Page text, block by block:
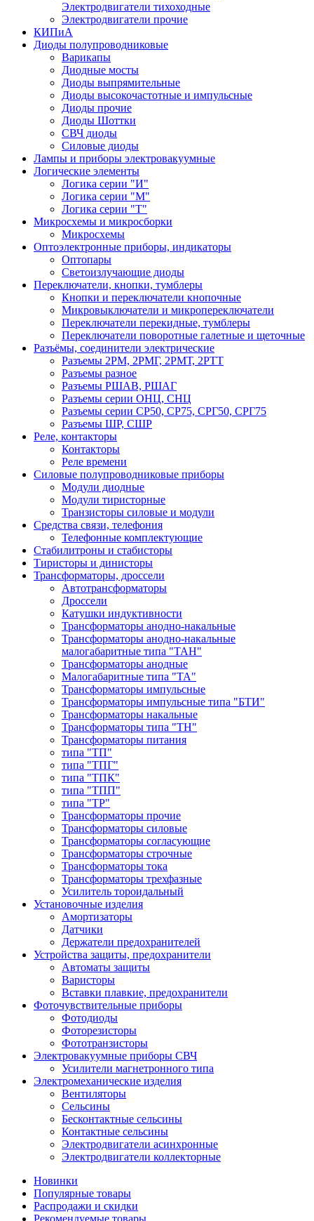
Электродвигатели тихоходные
Электродвигатели прочие
КИПиА
Диоды полупроводниковые
Варикапы
Диодные мосты
Диоды выпрямительные
Диоды высокочастотные и импульсные
Диоды прочие
Диоды Шоттки
СВЧ диоды
Силовые диоды
Лампы и приборы электровакуумные
Логические элементы
Логика серии "И"
Логика серии "М"
Логика серии "Т"
Микросхемы и микросборки
Микросхемы
Оптоэлектронные приборы, индикаторы
Оптопары
Светоизлучающие диоды
Переключатели, кнопки, тумблеры
Кнопки и переключатели кнопочные
Микровыключатели и микропереключатели
Переключатели перекидные, тумблеры
Переключатели поворотные галетные и щеточные
Разъёмы, соединители электрические
Разъемы 2РМ, 2РМГ, 2РМТ, 2РТТ
Разъемы разное
Разъемы РШАВ, РШАГ
Разъемы серии ОНЦ, СНЦ
Разъемы серии СР50, СР75, СРГ50, СРГ75
Разъемы ШР, СШР
Реле, контакторы
Контакторы
Реле времени
Силовые полупроводниковые приборы
Модули диодные
Модули тиристорные
Транзисторы силовые и модули
Средства связи, телефония
Телефонные комплектующие
Стабилитроны и стабисторы
Тиристоры и динисторы
Трансформаторы, дроссели
Автотрансформаторы
Дроссели
Катушки индуктивности
Трансформаторы анодно-накальные
Трансформаторы анодно-накальные
малогабаритные типа "ТАН"
Трансформаторы анодные
Малогабаритные типа "ТА"
Трансформаторы импульсные
Трансформаторы импульсные типа "БТИ"
Трансформаторы накальные
Трансформаторы типа "ТН"
Трансформаторы питания
типа "ТП"
типа "ТПГ"
типа "ТПК"
типа "ТПП"
типа "ТР"
Трансформаторы прочие
Трансформаторы силовые
Трансформаторы согласующие
Трансформаторы строчные
Трансформаторы тока
Трансформаторы трехфазные
Усилитель тороидальный
Установочные изделия
Амортизаторы
Датчики
Держатели предохранителей
Устройства защиты, предохранители
Автоматы защиты
Варисторы
Вставки плавкие, предохранители
Фоточувствительные приборы
Фотодиоды
Фоторезисторы
Фототранзисторы
Электровакуумные приборы СВЧ
Усилители магнетронного типа
Электромеханические изделия
Вентиляторы
Сельсины
Бесконтактные сельсины
Контактные сельсины
Электродвигатели асинхронные
Электродвигатели коллекторные
Новинки
Популярные товары
Распродажи и скидки
Рекомендуемые товары